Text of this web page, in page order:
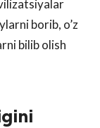
borib, o’z
bilib olish